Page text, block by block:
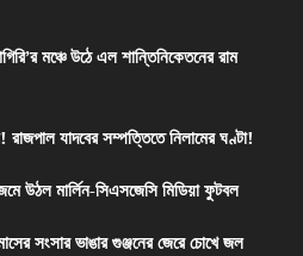
মঞ্চে উঠে এল শান্তিনিকেতনের রাম
যাদবের সম্পত্তিতে নিলামের ঘণ্টা!
উঠল মার্লিন-সিএসজেসি মিডিয়া ফুটবল
সংসার ভাঙার গুঞ্জনের জেরে চোখে জল